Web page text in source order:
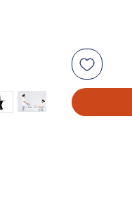
על המעמד.
כאחד